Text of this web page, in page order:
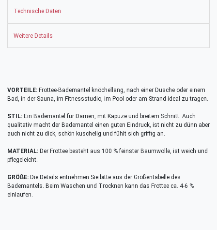
Technische Daten
Weitere Details
VORTEILE: Frottee-Bademantel knöchellang, nach einer Dusche oder einem
Bad, in der Sauna, im Fitnessstudio, im Pool oder am Strand ideal zu tragen.
STIL: Ein Bademantel für Damen, mit Kapuze und breitem Schnitt. Auch
qualitativ macht der Bademantel einen guten Eindruck, ist nicht zu dünn aber
auch nicht zu dick, schön kuschelig und fühlt sich griffig an.
MATERIAL: Der Frottee besteht aus 100 % feinster Baumwolle, ist weich und
pflegeleicht.
GRÖßE: Die Details entnehmen Sie bitte aus der Größentabelle des
Bademantels. Beim Waschen und Trocknen kann das Frottee ca. 4-6 %
einlaufen.